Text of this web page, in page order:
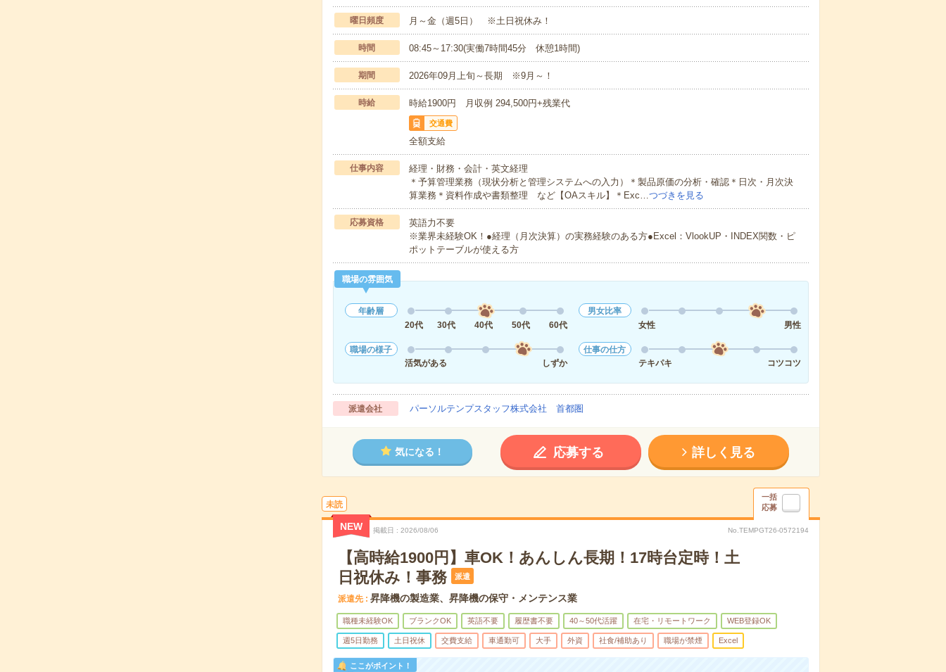
曜日頻度 月～金（週5日） ※土日祝休み！
時間 08:45～17:30(実働7時間45分 休憩1時間)
期間 2026年09月上旬～長期 ※9月～！
時給 時給1900円 月収例 294,500円+残業代
交通費
全額支給
仕事内容
経理・財務・会計・英文経理
＊予算管理業務（現状分析と管理システムへの入力）＊製品原価の分析・確認＊日次・月次決
算業務＊資料作成や書類整理 など【OAスキル】＊Exc…つづきを見る
応募資格
英語力不要
※業界未経験OK！●経理（月次決算）の実務経験のある方●Excel：VlookUP・INDEX関数・ピ
ポットテーブルが使える方
職場の雰囲気
年齢層
20代
30代 40代 50代 60代
男女比率
女性
男性
職場の様子
活気がある
しずか
仕事の仕方
テキパキ
コツコツ
派遣会社 パーソルテンプスタッフ株式会社 首都圏
気になる！ 応募する 詳しく見る
未読
一括
応募
NEW 掲載日 2026/08/06 No.TEMPGT26-0572194
【高時給1900円】車OK！あんしん長期！17時台定時！土
日祝休み！事務
派遣
派遣先 昇降機の製造業、昇降機の保守・メンテンス業
職種未経験OK ブランクOK 英語不要 履歴書不要 40～50代活躍 在宅・リモートワーク WEB登録OK
週5日勤務 土日祝休 交費支給 車通勤可 大手 外資 社食/補助あり 職場が禁煙 Excel
ここがポイント！